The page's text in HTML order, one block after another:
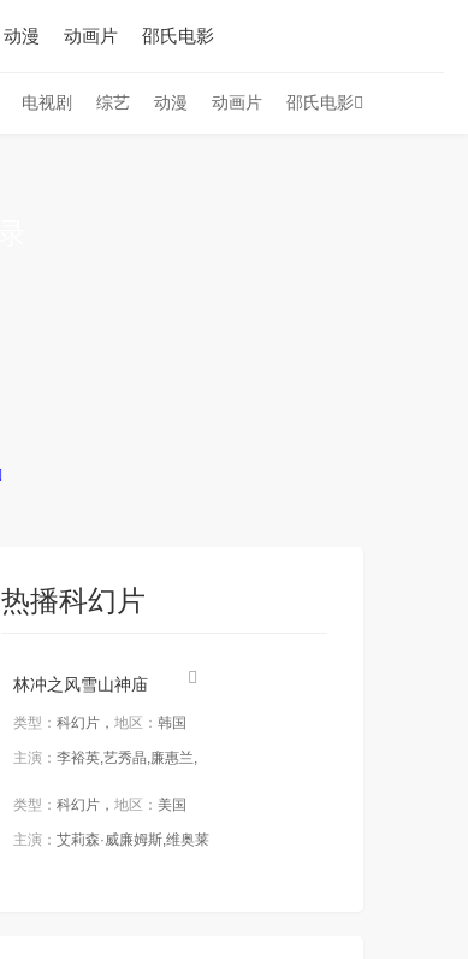
动漫 动画片 邵氏电影
电视剧 综艺 动漫 动画片 邵氏电影
热播科幻片
林冲之风雪山神庙
类型： 科幻片， 地区： 韩国
主演： 李裕英,艺秀晶,廉惠兰,
类型： 科幻片， 地区： 美国
主演： 艾莉森·威廉姆斯,维奥莱